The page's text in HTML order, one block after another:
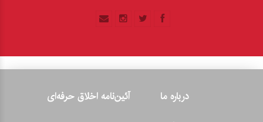
درباره ما
آئین‌نامه اخلاق حرفه‌ای